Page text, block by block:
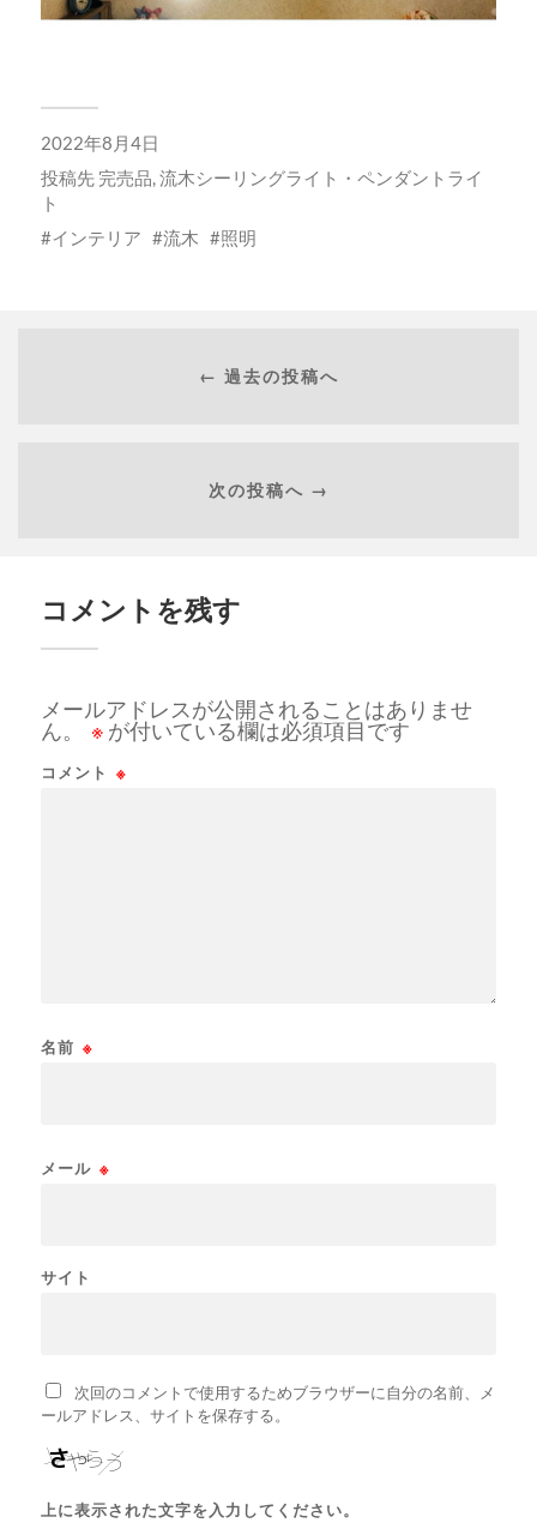
2022年8月4日
投稿先 完売品,流木シーリングライト・ペンダントライ
ト
インテリア
流木 照明
← 過去の投稿へ
次の投稿へ →
コメントを残す
メールアドレスが公開されることはありませ
ん。
※ が付いている欄は必須項目です
コメント ※
名前 ※
メール ※
サイト
次回のコメントで使用するためブラウザーに自分の名前、メ
ールアドレス、サイトを保存する。
上に表示された文字を入力してください。